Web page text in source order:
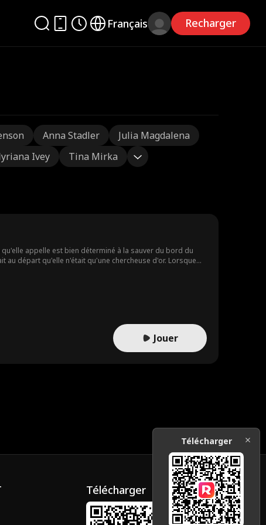
Français Recharger
Anna Stadler
Julia Magdalena
Ivey Tina Mirka
appelle est bien déterminé à la sauver du bord du
au départ qu'elle n'était qu'une chercheuse d'or. Lorsque
Jouer
Télécharger
Télécharger